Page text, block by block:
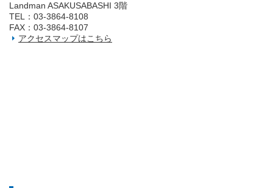
Landman ASAKUSABASHI 3階
TEL：03‐3864‐8108
FAX：03‐3864‐8107
アクセスマップはこちら